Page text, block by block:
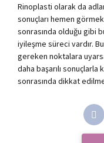
Rinoplasti olarak da
sonuçları hemen
sonrasında olduğu gibi
iyileşme süreci vardır.
gereken noktalara
daha başarılı
sonrasında dikkat